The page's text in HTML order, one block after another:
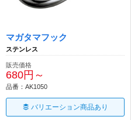
マガタマフック
ステンレス
販売価格
680円～
品番：AK1050
バリエーション商品あり